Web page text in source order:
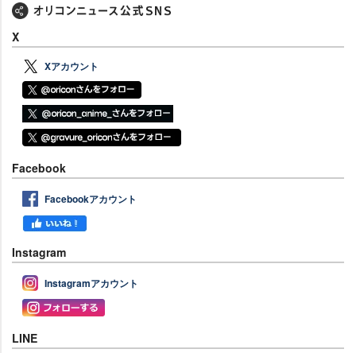
X
Xアカウント
Facebook
Facebookアカウント
Instagram
Instagramアカウント
LINE